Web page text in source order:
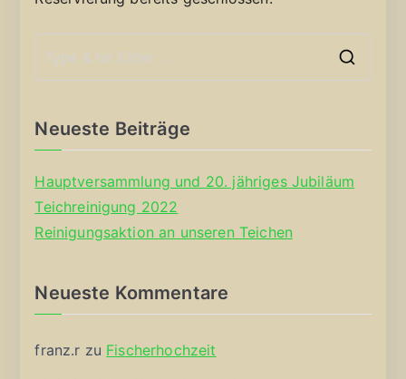
Neueste Beiträge
Hauptversammlung und 20. jähriges Jubiläum
Teichreinigung 2022
Reinigungsaktion an unseren Teichen
Neueste Kommentare
franz.r zu Fischerhochzeit